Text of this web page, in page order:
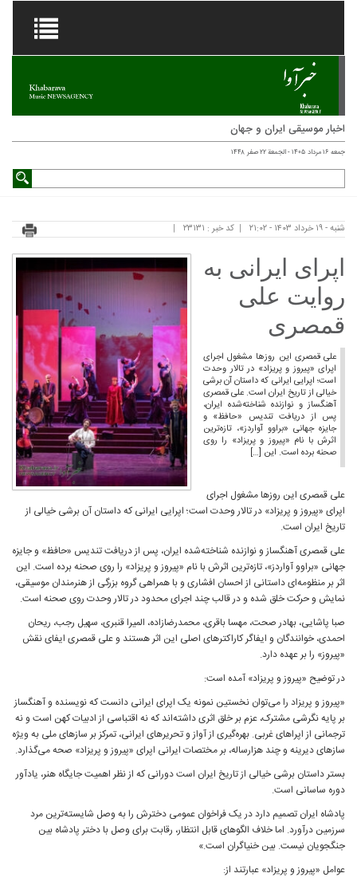
اخبار موسیقی ایران و جهان
جمعه ۱۶ مرداد ۱۴۰۵ - الجمعة ۲۲ صفر ۱۴۴۸
شنبه - ۱۹ خرداد ۱۴۰۳ - ۲۱:۰۲ کد خبر : ۲۳۱۳۱
اپرای ایرانی به
روایت علی
قمصری
علی قمصری این روزها مشغول اجرای
اپرای «پیروز و پریزاد» در تالار وحدت
است؛ اپرایی ایرانی که داستان آن برشی
خیالی از تاریخ ایران است. علی قمصری
آهنگساز و نوازنده شناخته‌شده ایران،
پس از دریافت تندیس «حافظ» و
جایزه جهانی «براوو آواردز»، تازه‌ترین
اثرش با نام «پیروز و پریزاد» را روی
صحنه برده است. این […]
علی قمصری این روزها مشغول اجرای
اپرای «پیروز و پریزاد» در تالار وحدت است؛ اپرایی ایرانی که داستان آن برشی خیالی از
تاریخ ایران است.
علی قمصری آهنگساز و نوازنده شناخته‌شده ایران، پس از دریافت تندیس «حافظ» و جایزه
جهانی «براوو آواردز»، تازه‌ترین اثرش با نام «پیروز و پریزاد» را روی صحنه برده است. این
اثر بر منظومه‌ای داستانی از احسان افشاری و با همراهی گروه بزرگی از هنرمندان موسیقی،
نمایش و حرکت خلق شده و در قالب چند اجرای محدود در تالار وحدت روی صحنه است.
صبا پاشایی، بهادر صحت، مهسا باقری، محمدرضازاده، المیرا قنبری، سهیل رجب، ریحان
احمدی، خوانندگان و ایفاگر کاراکترهای اصلی این اثر هستند و علی قمصری ایفای نقش
«پیروز» را بر عهده دارد.
در توضیح «پیروز و پریزاد» آمده است:
«پیروز و پریزاد را می‌توان نخستین نمونه یک اپرای ایرانی‌ دانست که نویسنده و آهنگساز
بر پایه‌ نگرشی مشترک، عزم بر خلق اثری داشته‌اند که نه اقتباسی از ادبیات‌ کهن است و نه
ترجمانی از اپراهای غربی. بهره‌گیری از آواز و تحریرهای ایرانی، تمرکز بر سازهای ملی به ویژه
سازهای دیرینه و چند هزارساله، بر مختصات ایرانی اپرای «پیروز و پریزاد» صحه‌ می‌گذارد.
بستر داستان برشی خیالی از تاریخ ایران است دورانی که از نظر اهمیت جایگاه هنر، یادآور
دوره ساسانی‌ است.
پادشاه ایران تصمیم دارد در یک فراخوان عمومی دخترش را به وصل شایسته‌ترین مرد
سرزمین درآورد. اما خلاف الگوهای قابل انتظار، رقابت برای وصل با دختر پادشاه بین
جنگجویان نیست. بین خنیاگران است.»
عوامل «پیروز و پریزاد» عبارتند از: